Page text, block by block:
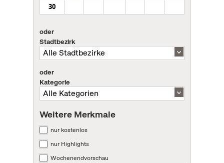
30
oder
Stadtbezirk
oder
Kategorie
Weitere Merkmale
nur kostenlos
nur Highlights
Wochenendvorschau